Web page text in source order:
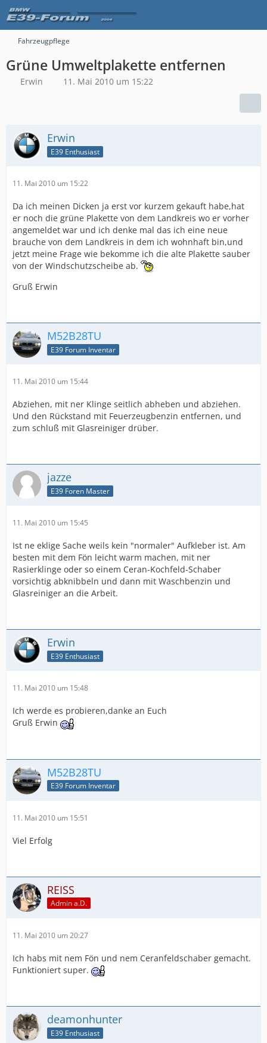
Fahrzeugpflege
Grüne Umweltplakette entfernen
Erwin 11. Mai 2010 um 15:22
Erwin
E39 Enthusiast
11. Mai 2010 um 15:22
Da ich meinen Dicken ja erst vor kurzem gekauft habe,hat
er noch die grüne Plakette von dem Landkreis wo er vorher
angemeldet war und ich denke mal das ich eine neue
brauche von dem Landkreis in dem ich wohnhaft bin,und
jetzt meine Frage wie bekomme ich die alte Plakette sauber
von der Windschutzscheibe ab.
Gruß Erwin
M52B28TU
E39 Forum Inventar
11. Mai 2010 um 15:44
Abziehen, mit ner Klinge seitlich abheben und abziehen.
Und den Rückstand mit Feuerzeugbenzin entfernen, und
zum schluß mit Glasreiniger drüber.
jazze
E39 Foren Master
11. Mai 2010 um 15:45
Ist ne eklige Sache weils kein "normaler" Aufkleber ist. Am
besten mit dem Fön leicht warm machen, mit ner
Rasierklinge oder so einem Ceran-Kochfeld-Schaber
vorsichtig abknibbeln und dann mit Waschbenzin und
Glasreiniger an die Arbeit.
Erwin
E39 Enthusiast
11. Mai 2010 um 15:48
Ich werde es probieren,danke an Euch
Gruß Erwin
M52B28TU
E39 Forum Inventar
11. Mai 2010 um 15:51
Viel Erfolg
REISS
Admin a.D.
11. Mai 2010 um 20:27
Ich habs mit nem Fön und nem Ceranfeldschaber gemacht.
Funktioniert super.
deamonhunter
E39 Enthusiast